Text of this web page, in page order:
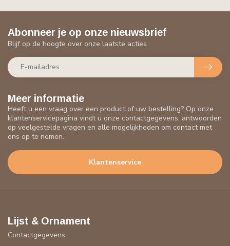
Meer informatie
Heeft u een vraag over een product of uw bestelling? Op onze
klantenservicepagina vindt u onze contactgegevens, antwoorden
op veelgestelde vragen en alle mogelijkheden om contact met
ons op te nemen.
Klantenservice
Abonneer je op onze nieuwsbrief
Blijf op de hoogte over onze laatste acties
Lijst & Ornament
Contactgegevens